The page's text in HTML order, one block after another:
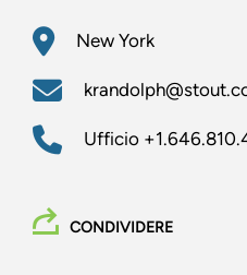
New York
Ufficio
CONDIVIDERE